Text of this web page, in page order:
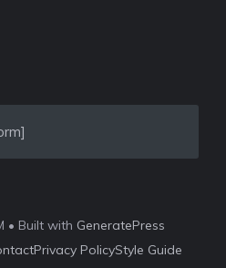
• Built with GeneratePress
Privacy PolicyStyle Guide